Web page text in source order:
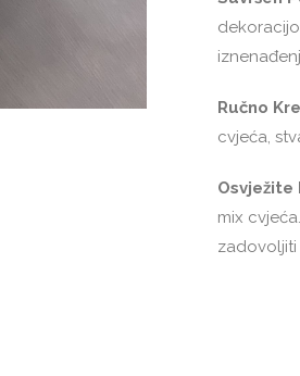
Ručno
cvjeća,
Osvježite
mix
zadovoljiti